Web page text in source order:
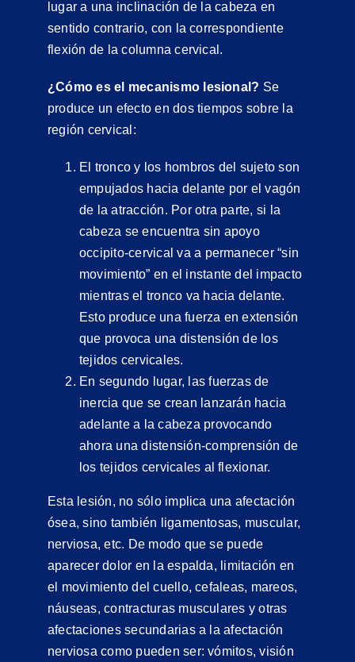
lugar a una inclinación de la cabeza en
sentido contrario, con la correspondiente
flexión de la columna cervical.
¿Cómo es el mecanismo lesional? Se
produce un efecto en dos tiempos sobre la
región cervical:
El tronco y los hombros del sujeto son
empujados hacia delante por el vagón
de la atracción. Por otra parte, si la
cabeza se encuentra sin apoyo
occipito-cervical va a permanecer “sin
movimiento” en el instante del impacto
mientras el tronco va hacia delante.
Esto produce una fuerza en extensión
que provoca una distensión de los
tejidos cervicales.
En segundo lugar, las fuerzas de
inercia que se crean lanzarán hacia
adelante a la cabeza provocando
ahora una distensión-comprensión de
los tejidos cervicales al flexionar.
Esta lesión, no sólo implica una afectación
ósea, sino también ligamentosas, muscular,
nerviosa, etc. De modo que se puede
aparecer dolor en la espalda, limitación en
el movimiento del cuello, cefaleas, mareos,
náuseas, contracturas musculares y otras
afectaciones secundarias a la afectación
nerviosa como pueden ser: vómitos, visión